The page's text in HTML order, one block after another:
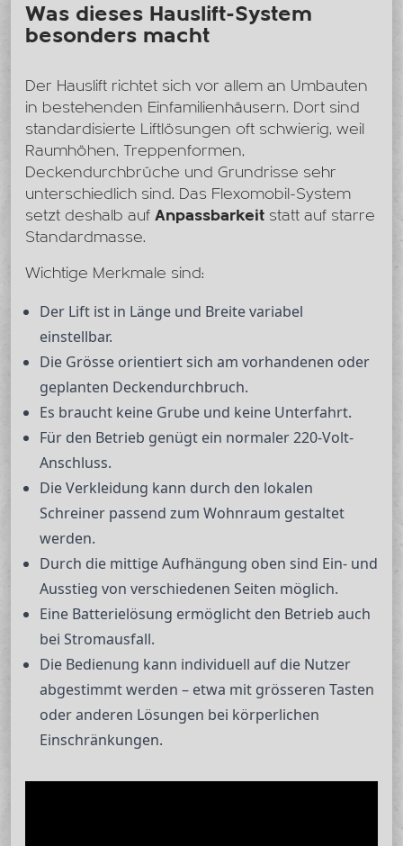
Was dieses Hauslift-System
besonders macht
Der Hauslift richtet sich vor allem an Umbauten
in bestehenden Einfamilienhäusern. Dort sind
standardisierte Liftlösungen oft schwierig, weil
Raumhöhen, Treppenformen,
Deckendurchbrüche und Grundrisse sehr
unterschiedlich sind. Das Flexomobil-System
setzt deshalb auf Anpassbarkeit statt auf starre
Standardmasse.
Wichtige Merkmale sind:
Der Lift ist in Länge und Breite variabel
einstellbar.
Die Grösse orientiert sich am vorhandenen oder
geplanten Deckendurchbruch.
Es braucht keine Grube und keine Unterfahrt.
Für den Betrieb genügt ein normaler 220-Volt-
Anschluss.
Die Verkleidung kann durch den lokalen
Schreiner passend zum Wohnraum gestaltet
werden.
Durch die mittige Aufhängung oben sind Ein- und
Ausstieg von verschiedenen Seiten möglich.
Eine Batterielösung ermöglicht den Betrieb auch
bei Stromausfall.
Die Bedienung kann individuell auf die Nutzer
abgestimmt werden – etwa mit grösseren Tasten
oder anderen Lösungen bei körperlichen
Einschränkungen.